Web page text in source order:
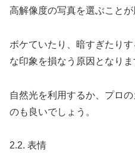
高解像度の写真を選ぶことが
ボケていたり、暗すぎたり
な印象を損なう原因となりま
自然光を利用するか、プロ
のも良いでしょう。
2.2. 表情